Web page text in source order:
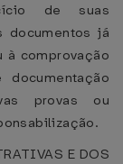
de suas
documentos já
à comprovação
provas ou
E DOS